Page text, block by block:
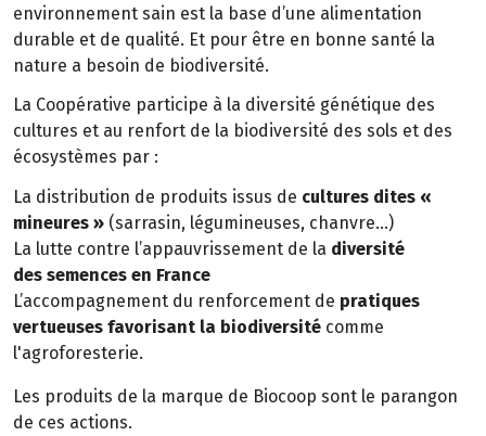
environnement sain est la base d’une alimentation
durable et de qualité. Et pour être en bonne santé la
nature a besoin de biodiversité.
La Coopérative participe à la diversité génétique des
cultures et au renfort de la biodiversité des sols et des
écosystèmes par :
La distribution de produits issus de cultures dites «
mineures » (sarrasin, légumineuses, chanvre…)
La lutte contre l’appauvrissement de la diversité
des semences en France
L’accompagnement du renforcement de pratiques
vertueuses favorisant la biodiversité comme
l'agroforesterie.
Les produits de la marque de Biocoop sont le parangon
de ces actions.